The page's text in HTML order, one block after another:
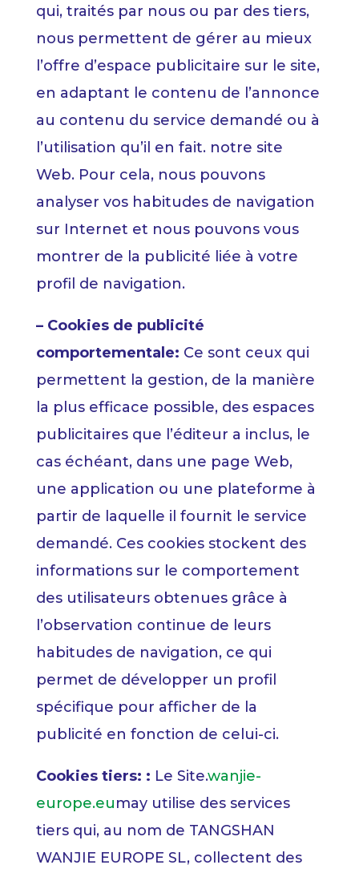
qui, traités par nous ou par des tiers,
nous permettent de gérer au mieux
l’offre d’espace publicitaire sur le site,
en adaptant le contenu de l’annonce
au contenu du service demandé ou à
l’utilisation qu’il en fait. notre site
Web. Pour cela, nous pouvons
analyser vos habitudes de navigation
sur Internet et nous pouvons vous
montrer de la publicité liée à votre
profil de navigation.
– Cookies de publicité
comportementale: Ce sont ceux qui
permettent la gestion, de la manière
la plus efficace possible, des espaces
publicitaires que l’éditeur a inclus, le
cas échéant, dans une page Web,
une application ou une plateforme à
partir de laquelle il fournit le service
demandé. Ces cookies stockent des
informations sur le comportement
des utilisateurs obtenues grâce à
l’observation continue de leurs
habitudes de navigation, ce qui
permet de développer un profil
spécifique pour afficher de la
publicité en fonction de celui-ci.
Cookies tiers: : Le Site.wanjie-
europe.eumay utilise des services
tiers qui, au nom de TANGSHAN
WANJIE EUROPE SL, collectent des